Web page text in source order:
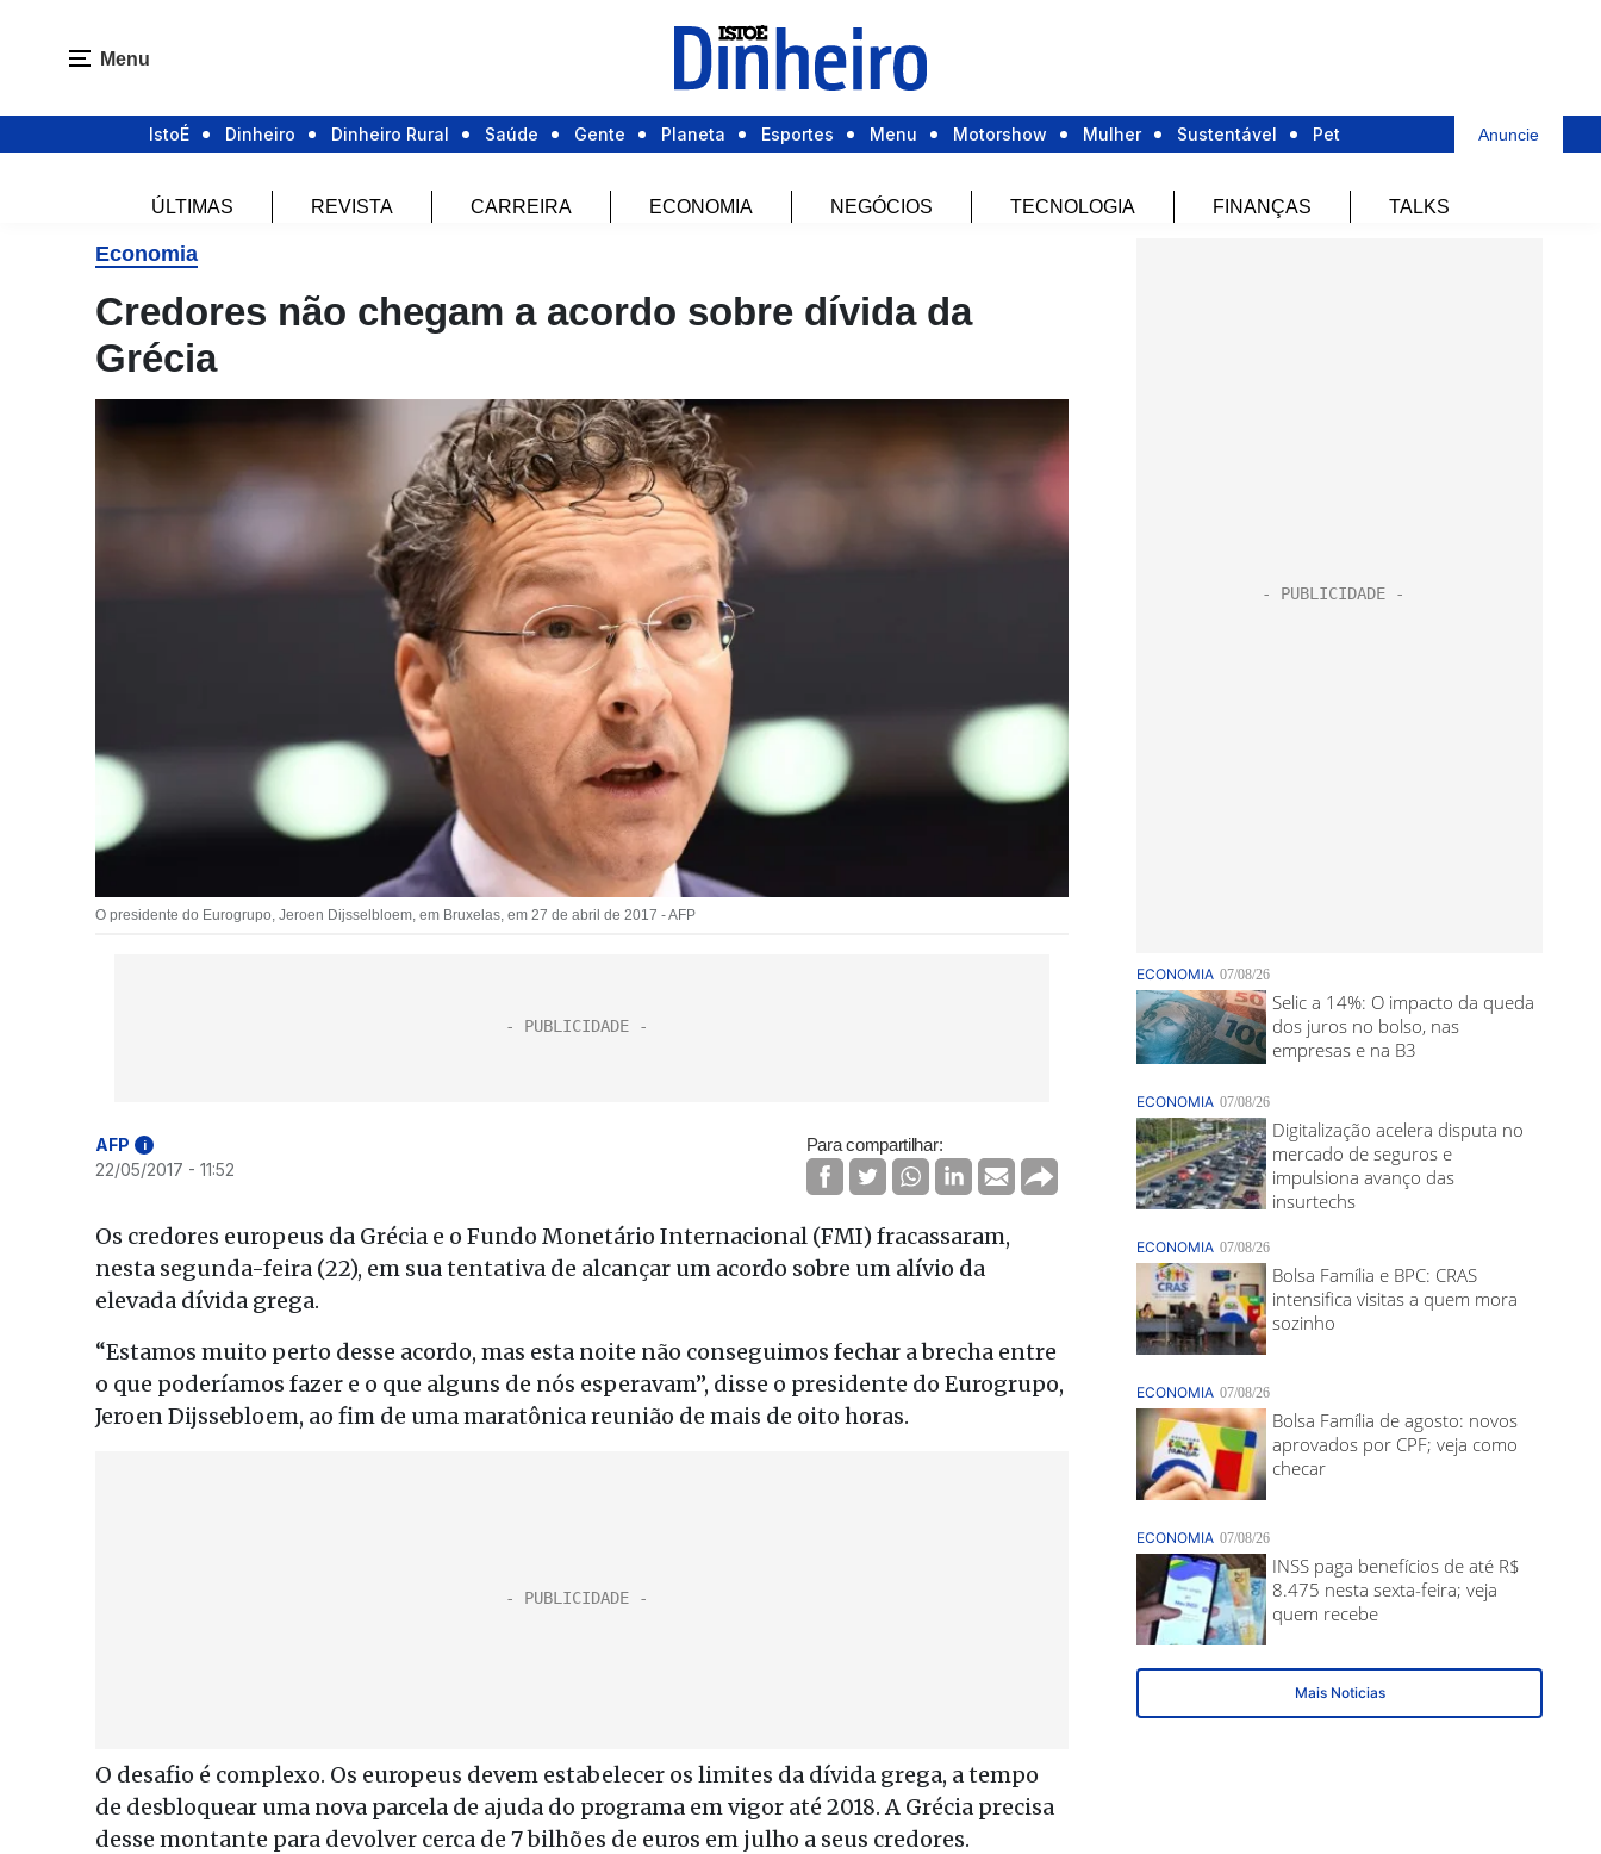
Menu
IstoÉ Dinheiro Dinheiro Rural Saúde Gente Planeta Esportes Menu Motorshow Mulher Sustentável Pet Anuncie
ÚLTIMAS REVISTA CARREIRA ECONOMIA NEGÓCIOS TECNOLOGIA FINANÇAS TALKS
Economia
Credores não chegam a acordo sobre dívida da
Grécia
O presidente do Eurogrupo, Jeroen Dijsselbloem, em Bruxelas, em 27 de abril de 2017 - AFP
AFP i
22/05/2017 - 11:52
Para compartilhar:
Os credores europeus da Grécia e o Fundo Monetário Internacional (FMI) fracassaram,
nesta segunda-feira (22), em sua tentativa de alcançar um acordo sobre um alívio da
elevada dívida grega.
“Estamos muito perto desse acordo, mas esta noite não conseguimos fechar a brecha entre
o que poderíamos fazer e o que alguns de nós esperavam”, disse o presidente do Eurogrupo,
Jeroen Dijssebloem, ao fim de uma maratônica reunião de mais de oito horas.
O desafio é complexo. Os europeus devem estabelecer os limites da dívida grega, a tempo
de desbloquear uma nova parcela de ajuda do programa em vigor até 2018. A Grécia precisa
desse montante para devolver cerca de 7 bilhões de euros em julho a seus credores.